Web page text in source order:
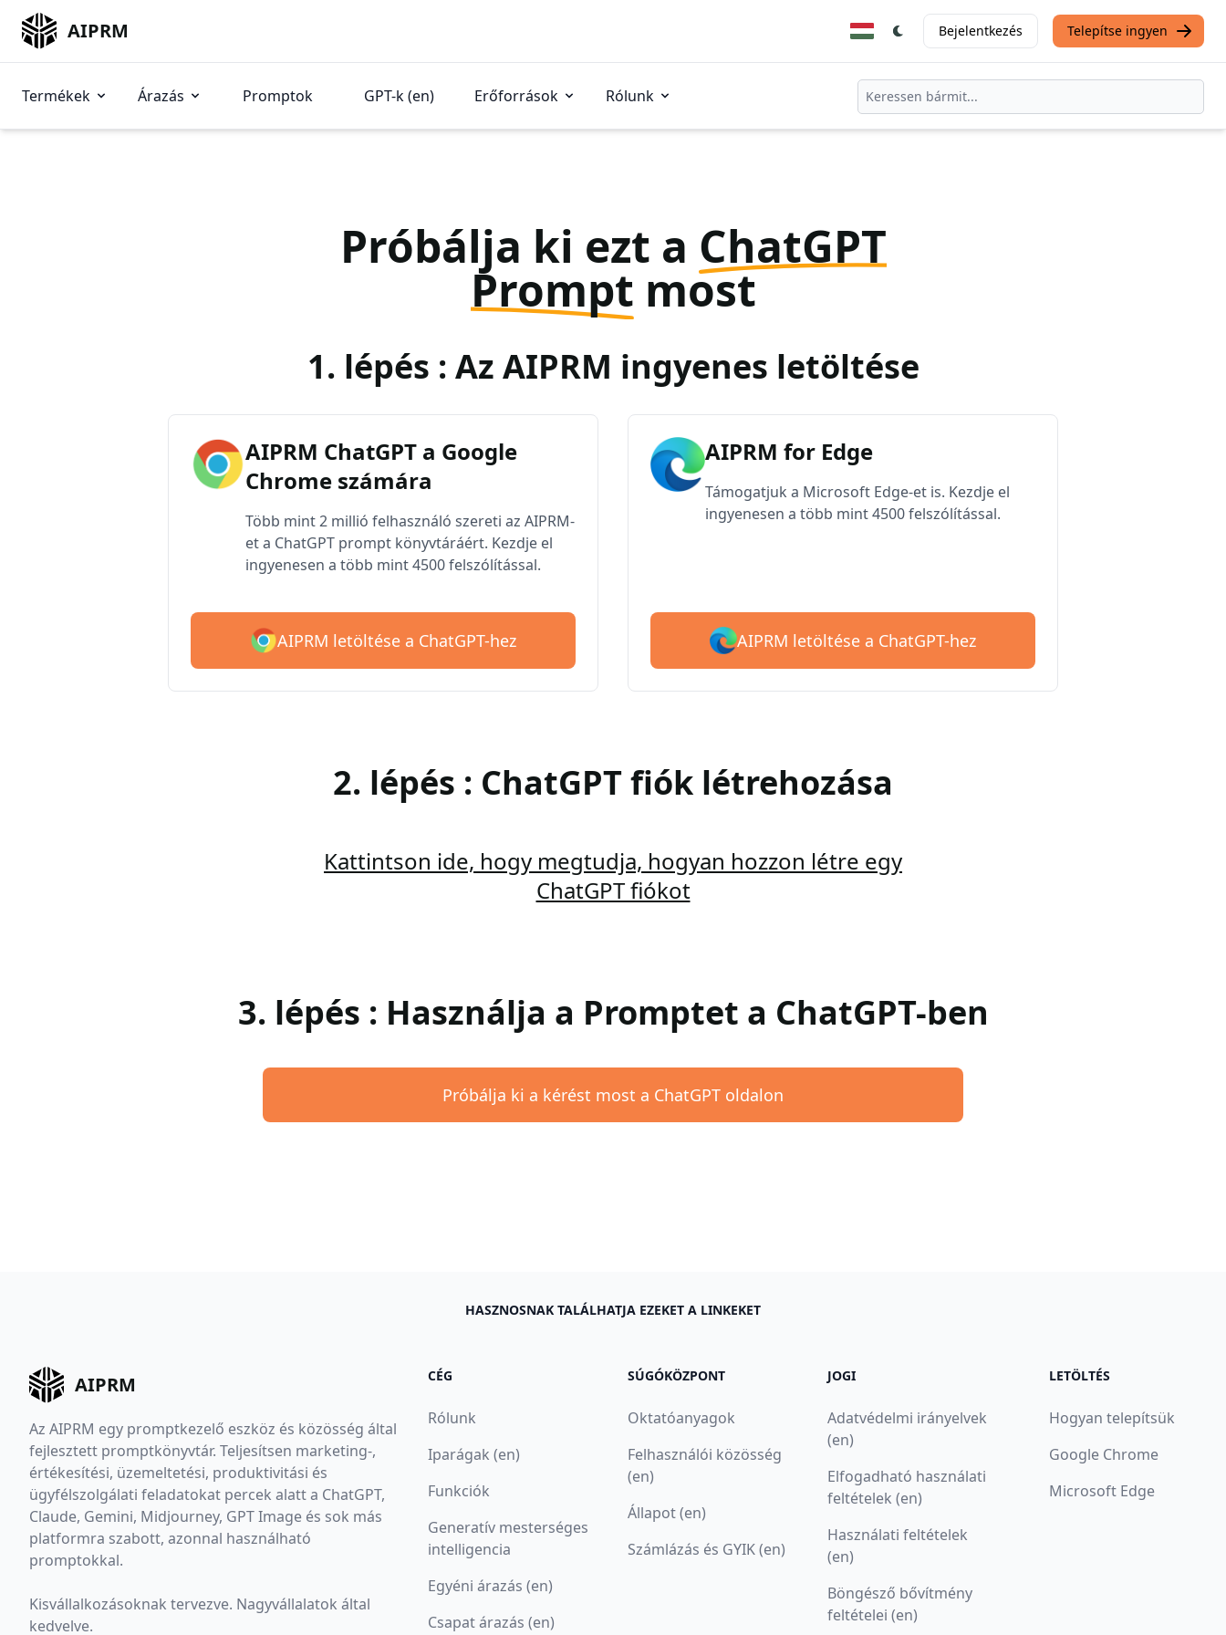
AIPRM Bejelentkezés Telepítse ingyen
Termékek Árazás Promptok GPT-k (en) Erőforrások Rólunk
Próbálja ki ezt a ChatGPT
Prompt most
1. lépés : Az AIPRM ingyenes letöltése
AIPRM ChatGPT a Google
Chrome számára
Több mint 2 millió felhasználó szereti az AIPRM-
et a ChatGPT prompt könyvtáráért. Kezdje el
ingyenesen a több mint 4500 felszólítással.
AIPRM letöltése a ChatGPT-hez
AIPRM for Edge
Támogatjuk a Microsoft Edge-et is. Kezdje el
ingyenesen a több mint 4500 felszólítással.
AIPRM letöltése a ChatGPT-hez
2. lépés : ChatGPT fiók létrehozása
Kattintson ide, hogy megtudja, hogyan hozzon létre egy
ChatGPT fiókot
3. lépés : Használja a Promptet a ChatGPT-ben
Próbálja ki a kérést most a ChatGPT oldalon
HASZNOSNAK TALÁLHATJA EZEKET A LINKEKET
AIPRM
Az AIPRM egy promptkezelő eszköz és közösség által
fejlesztett promptkönyvtár. Teljesítsen marketing-,
értékesítési, üzemeltetési, produktivitási és
ügyfélszolgálati feladatokat percek alatt a ChatGPT,
Claude, Gemini, Midjourney, GPT Image és sok más
platformra szabott, azonnal használható
promptokkal.
Kisvállalkozásoknak tervezve. Nagyvállalatok által
kedvelve.
CÉG
Rólunk
Iparágak (en)
Funkciók
Generatív mesterséges
intelligencia
Egyéni árazás (en)
Csapat árazás (en)
SÚGÓKÖZPONT
Oktatóanyagok
Felhasználói közösség
(en)
Állapot (en)
Számlázás és GYIK (en)
JOGI
Adatvédelmi irányelvek
(en)
Elfogadható használati
feltételek (en)
Használati feltételek
(en)
Böngésző bővítmény
feltételei (en)
LETÖLTÉS
Hogyan telepítsük
Google Chrome
Microsoft Edge